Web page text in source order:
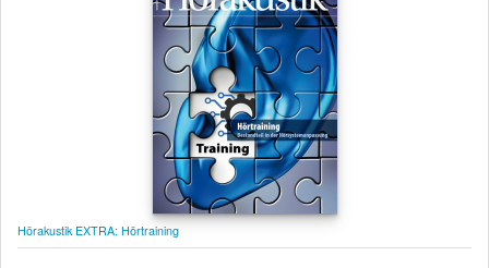
Hörakustik EXTRA: Hörtraining